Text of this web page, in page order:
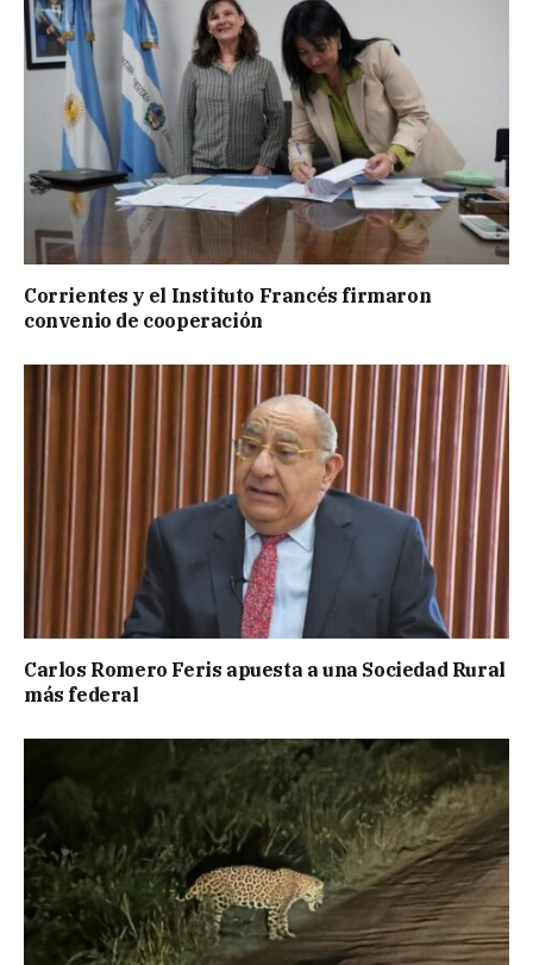
Corrientes y el Instituto Francés firmaron
convenio de cooperación
Carlos Romero Feris apuesta a una Sociedad Rural
más federal